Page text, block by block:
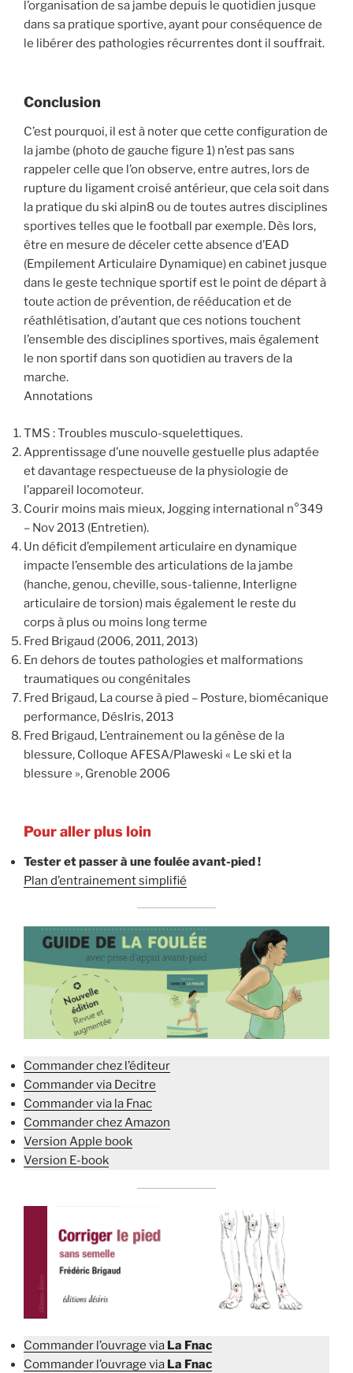
l’organisation de sa jambe depuis le quotidien jusque
dans sa pratique sportive, ayant pour conséquence de
le libérer des pathologies récurrentes dont il souffrait.
Conclusion
C’est pourquoi, il est à noter que cette configuration de
la jambe (photo de gauche figure 1) n’est pas sans
rappeler celle que l’on observe, entre autres, lors de
rupture du ligament croisé antérieur, que cela soit dans
la pratique du ski alpin8 ou de toutes autres disciplines
sportives telles que le football par exemple. Dès lors,
être en mesure de déceler cette absence d’EAD
(Empilement Articulaire Dynamique) en cabinet jusque
dans le geste technique sportif est le point de départ à
toute action de prévention, de rééducation et de
réathlétisation, d’autant que ces notions touchent
l’ensemble des disciplines sportives, mais également
le non sportif dans son quotidien au travers de la
marche.
Annotations
TMS : Troubles musculo-squelettiques.
Apprentissage d’une nouvelle gestuelle plus adaptée
et davantage respectueuse de la physiologie de
l’appareil locomoteur.
Courir moins mais mieux, Jogging international n°349
– Nov 2013 (Entretien).
Un déficit d’empilement articulaire en dynamique
impacte l’ensemble des articulations de la jambe
(hanche, genou, cheville, sous-talienne, Interligne
articulaire de torsion) mais également le reste du
corps à plus ou moins long terme
Fred Brigaud (2006, 2011, 2013)
En dehors de toutes pathologies et malformations
traumatiques ou congénitales
Fred Brigaud, La course à pied – Posture, biomécanique
performance, DésIris, 2013
Fred Brigaud, L’entrainement ou la génèse de la
blessure, Colloque AFESA/Plaweski « Le ski et la
blessure », Grenoble 2006
Pour aller plus loin
Tester et passer à une foulée avant-pied !
Plan d’entrainement simplifié
Commander chez l’éditeur
Commander via Decitre
Commander via la Fnac
Commander chez Amazon
Version Apple book
Version E-book
Commander l’ouvrage via La Fnac
Commander l’ouvrage via La Fnac